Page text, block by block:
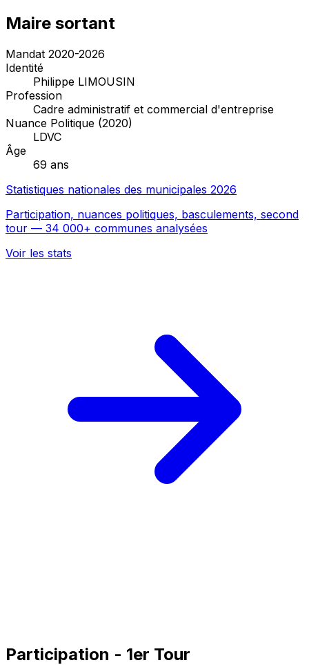
Maire sortant
Mandat 2020-2026
Identité
Philippe LIMOUSIN
Profession
Cadre administratif et commercial d'entreprise
Nuance Politique (2020)
LDVC
Âge
69 ans
Statistiques nationales des municipales 2026
Participation, nuances politiques, basculements, second
tour — 34 000+ communes analysées
Voir les stats
Participation - 1er Tour